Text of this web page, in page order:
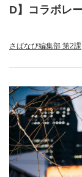
D】コラボレ
さばなび編集部 第2課